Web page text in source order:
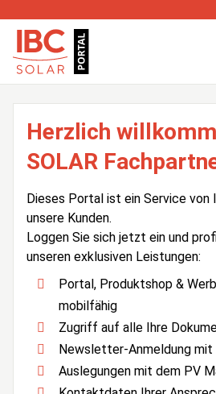
Herzlich
SOLAR
Dieses Portal ist ein Service von
unsere Kunden.
Loggen Sie sich jetzt ein und
unseren exklusiven Leistungen:
Portal, Produktshop &
mobilfähig
Zugriff auf alle Ihre
Newsletter-Anmeldung mit
Auslegungen mit dem PV